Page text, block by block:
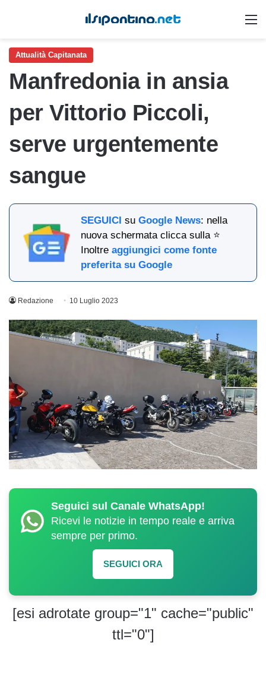
Attualità Capitanata
Manfredonia in ansia
per Vittorio Piccoli,
serve urgentemente
sangue
SEGUICI suGoogle News: nella
nuova schermata clicca sulla ⭐
Inoltreaggiungici come fonte
preferita su Google
Redazione 10 Luglio 2023
Seguici sul Canale WhatsApp!
Ricevi le notizie in tempo reale e arriva
sempre per primo.
SEGUICI ORA
[esi adrotate group="1" cache="public"
ttl="0"]